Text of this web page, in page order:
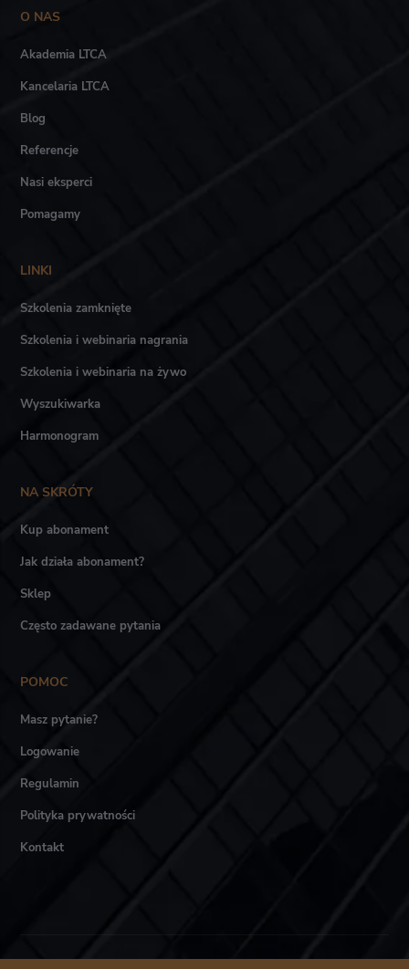
O NAS
Akademia LTCA
Kancelaria LTCA
Blog
Referencje
Nasi eksperci
Pomagamy
LINKI
Szkolenia zamknięte
Szkolenia i webinaria nagrania
Szkolenia i webinaria na żywo
Wyszukiwarka
Harmonogram
NA SKRÓTY
Kup abonament
Jak działa abonament?
Sklep
Często zadawane pytania
POMOC
Masz pytanie?
Logowanie
Regulamin
Polityka prywatności
Kontakt